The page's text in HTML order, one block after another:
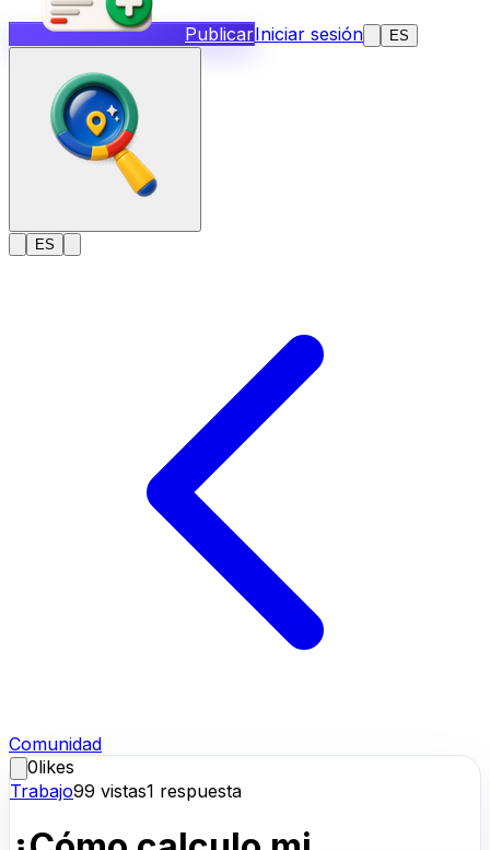
PublicarIniciar sesión ES
ES
Comunidad
0likes
Trabajo99 vistas1 respuesta